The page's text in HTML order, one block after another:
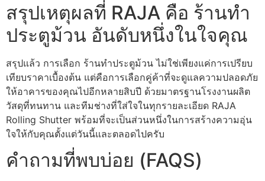
สรุปเหตุผลที่ RAJA คือ ร้านทํา
ประตูม้วน อันดับหนึ่งในใจคุณ
สรุปแล้ว การเลือก ร้านทําประตูม้วน ไม่ใช่เพียงแค่การเปรียบ
เทียบราคาเบื้องต้น แต่คือการเลือกคู่ค้าที่จะดูแลความปลอดภัย
ให้อาคารของคุณไปอีกหลายสิบปี ด้วยมาตรฐานโรงงานผลิต
วัสดุที่ทนทาน และทีมช่างที่ใส่ใจในทุกรายละเอียด RAJA
Rolling Shutter พร้อมที่จะเป็นส่วนหนึ่งในการสร้างความอุ่น
ใจให้กับคุณตั้งแต่วันนี้และตลอดไปครับ
คำถามที่พบบ่อย (FAQS)